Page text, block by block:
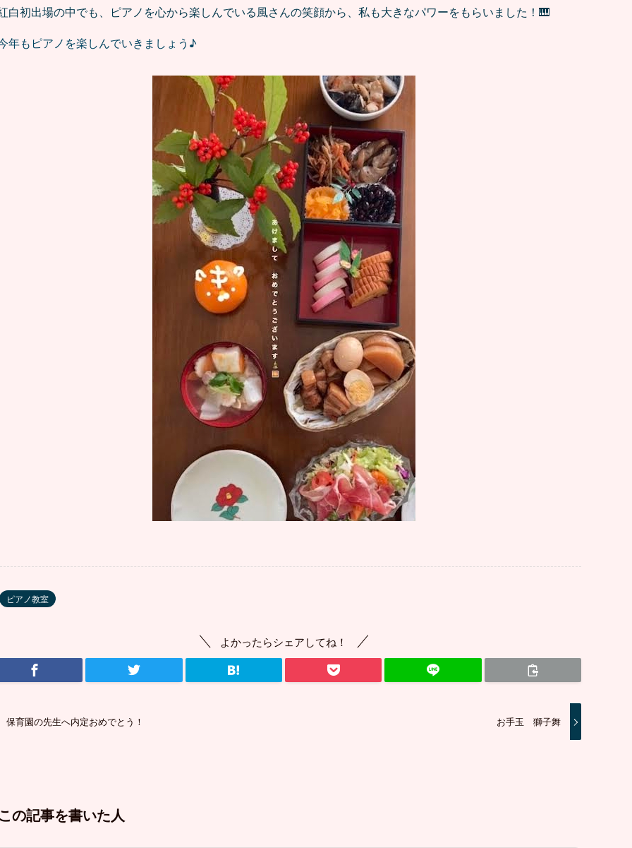
白初出場の中でも、ピアノを心から楽しんでいる風さんの笑顔から、私も大きなパワーをもらいました！🎹
年もピアノを楽しんでいきましょう♪
ピアノ教室
よかったらシェアしてね！
保育園の先生へ内定おめでとう！ お手玉 獅子舞
の記事を書いた人